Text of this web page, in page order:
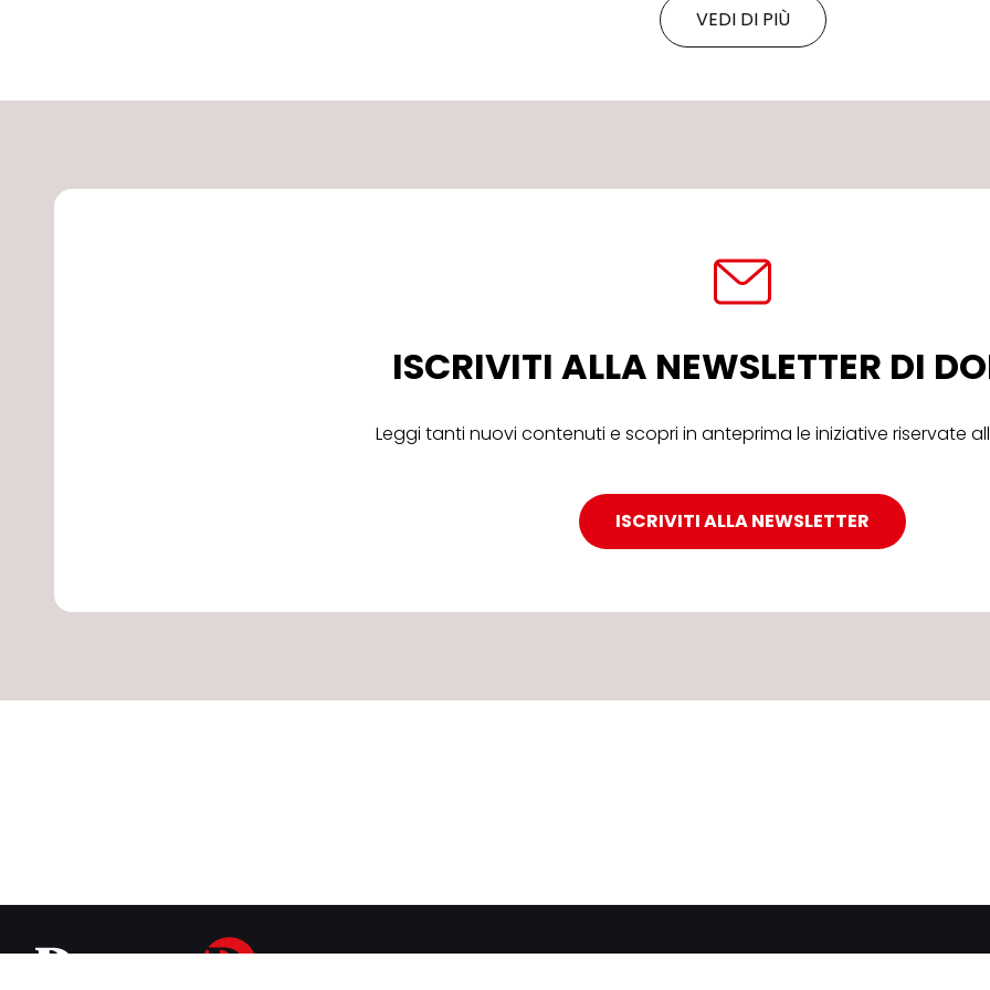
VEDI DI PIÙ
ISCRIVITI ALLA NEWSLETTER DI
Leggi tanti nuovi contenuti e scopri in anteprima le iniziative riservate
ISCRIVITI ALLA NEWSLETTER